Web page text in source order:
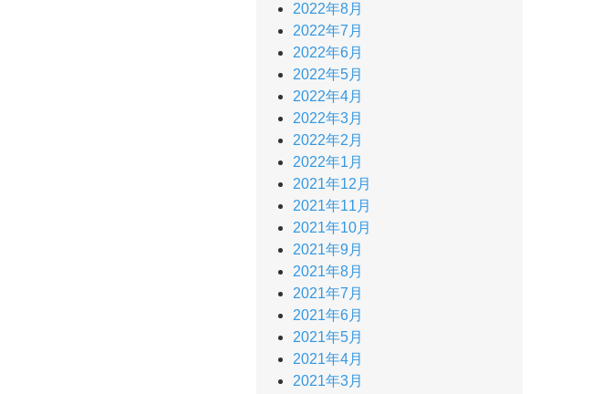
2022年8月
2022年7月
2022年6月
2022年5月
2022年4月
2022年3月
2022年2月
2022年1月
2021年12月
2021年11月
2021年10月
2021年9月
2021年8月
2021年7月
2021年6月
2021年5月
2021年4月
2021年3月